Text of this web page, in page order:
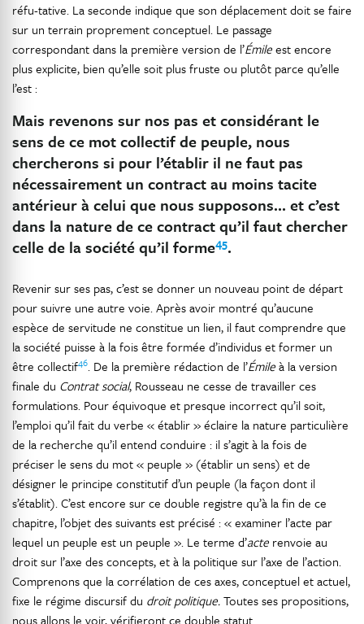
réfu-tative. La seconde indique que son déplacement doit se faire
sur un terrain proprement conceptuel. Le passage
correspondant dans la première version de l’Émileest encore
plus explicite, bien qu’elle soit plus fruste ou plutôt parce qu’elle
l’est :
Mais revenons sur nos pas et considérant le
sens de ce mot collectif de peuple, nous
chercherons si pour l’établir il ne faut pas
nécessairement un contract au moins tacite
antérieur à celui que nous supposons… et c’est
dans la nature de ce contract qu’il faut chercher
celle de la société qu’il forme45.
Revenir sur ses pas, c’est se donner un nouveau point de départ
pour suivre une autre voie. Après avoir montré qu’aucune
espèce de servitude ne constitue un lien, il faut comprendre que
la société puisse à la fois être formée d’individus et former un
être collectif46. De la première rédaction de l’Émileà la version
finale du Contrat social, Rousseau ne cesse de travailler ces
formulations. Pour équivoque et presque incorrect qu’il soit,
l’emploi qu’il fait du verbe « établir » éclaire la nature particulière
de la recherche qu’il entend conduire : il s’agit à la fois de
préciser le sens du mot « peuple » (établir un sens) et de
désigner le principe constitutif d’un peuple (la façon dont il
s’établit). C’est encore sur ce double registre qu’à la fin de ce
chapitre, l’objet des suivants est précisé : « examiner l’acte par
lequel un peuple est un peuple ». Le terme d’acte renvoie au
droit sur l’axe des concepts, et à la politique sur l’axe de l’action.
Comprenons que la corrélation de ces axes, conceptuel et actuel,
fixe le régime discursif du droit politique.Toutes ses propositions,
nous allons le voir, vérifieront ce double statut.